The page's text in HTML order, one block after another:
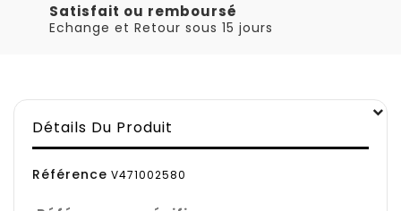
Satisfait ou remboursé
Echange et Retour sous 15 jours
Détails Du Produit
Référence V471002580